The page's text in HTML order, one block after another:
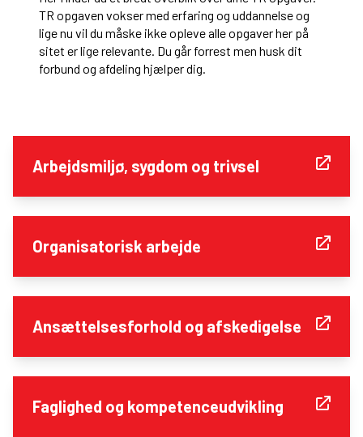
TR opgaven vokser med erfaring og uddannelse og
lige nu vil du måske ikke opleve alle opgaver her på
sitet er lige relevante. Du går forrest men husk dit
forbund og afdeling hjælper dig.
Arbejdsmiljø, sygdom og trivsel
Organisatorisk arbejde
Ansættelsesforhold og afskedigelse
Faglighed og kompetenceudvikling